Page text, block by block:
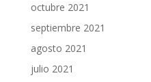
octubre 2021
septiembre 2021
agosto 2021
julio 2021